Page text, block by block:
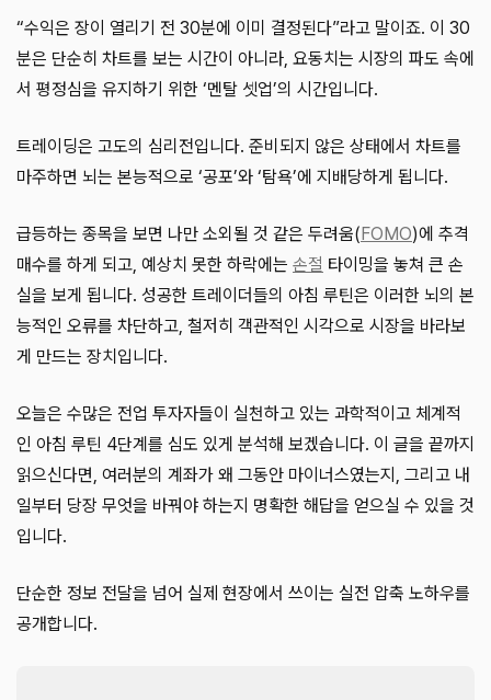
“수익은 장이 열리기 전 30분에 이미 결정된다”라고 말이죠. 이 30
분은 단순히 차트를 보는 시간이 아니라, 요동치는 시장의 파도 속에
서 평정심을 유지하기 위한 ‘멘탈 셋업’의 시간입니다.
트레이딩은 고도의 심리전입니다. 준비되지 않은 상태에서 차트를
마주하면 뇌는 본능적으로 ‘공포’와 ‘탐욕’에 지배당하게 됩니다.
급등하는 종목을 보면 나만 소외될 것 같은 두려움(FOMO)에 추격
매수를 하게 되고, 예상치 못한 하락에는 손절 타이밍을 놓쳐 큰 손
실을 보게 됩니다. 성공한 트레이더들의 아침 루틴은 이러한 뇌의 본
능적인 오류를 차단하고, 철저히 객관적인 시각으로 시장을 바라보
게 만드는 장치입니다.
오늘은 수많은 전업 투자자들이 실천하고 있는 과학적이고 체계적
인 아침 루틴 4단계를 심도 있게 분석해 보겠습니다. 이 글을 끝까지
읽으신다면, 여러분의 계좌가 왜 그동안 마이너스였는지, 그리고 내
일부터 당장 무엇을 바꿔야 하는지 명확한 해답을 얻으실 수 있을 것
입니다.
단순한 정보 전달을 넘어 실제 현장에서 쓰이는 실전 압축 노하우를
공개합니다.